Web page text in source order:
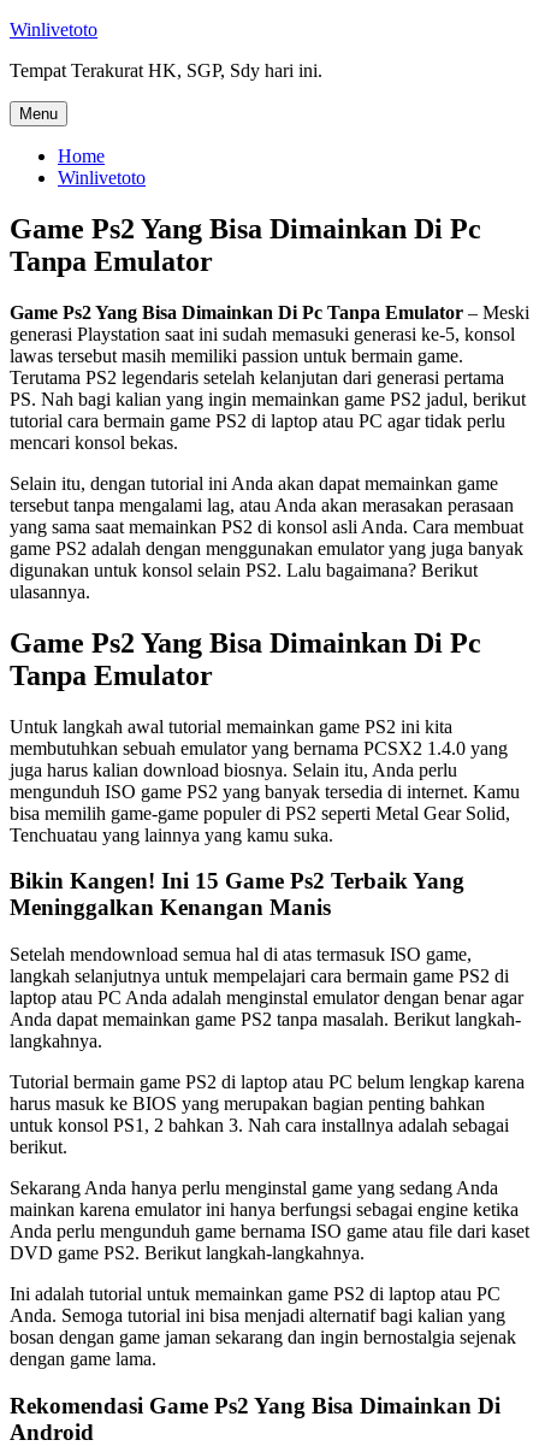
Skip
content
Winlivetoto
Tempat Terakurat HK, SGP, Sdy hari ini.
Menu
Home
Winlivetoto
Game Ps2 Yang Bisa Dimainkan Di Pc
Tanpa Emulator
Game Ps2 Yang Bisa Dimainkan Di Pc Tanpa Emulator – Meski
generasi Playstation saat ini sudah memasuki generasi ke-5, konsol
lawas tersebut masih memiliki passion untuk bermain game.
Terutama PS2 legendaris setelah kelanjutan dari generasi pertama
PS. Nah bagi kalian yang ingin memainkan game PS2 jadul, berikut
tutorial cara bermain game PS2 di laptop atau PC agar tidak perlu
mencari konsol bekas.
Selain itu, dengan tutorial ini Anda akan dapat memainkan game
tersebut tanpa mengalami lag, atau Anda akan merasakan perasaan
yang sama saat memainkan PS2 di konsol asli Anda. Cara membuat
game PS2 adalah dengan menggunakan emulator yang juga banyak
digunakan untuk konsol selain PS2. Lalu bagaimana? Berikut
ulasannya.
Game Ps2 Yang Bisa Dimainkan Di Pc
Tanpa Emulator
Untuk langkah awal tutorial memainkan game PS2 ini kita
membutuhkan sebuah emulator yang bernama PCSX2 1.4.0 yang
juga harus kalian download biosnya. Selain itu, Anda perlu
mengunduh ISO game PS2 yang banyak tersedia di internet. Kamu
bisa memilih game-game populer di PS2 seperti Metal Gear Solid,
Tenchu​​​​​​​​​atau yang lainnya yang kamu suka.
Bikin Kangen! Ini 15 Game Ps2 Terbaik Yang
Meninggalkan Kenangan Manis
Setelah mendownload semua hal di atas termasuk ISO game,
langkah selanjutnya untuk mempelajari cara bermain game PS2 di
laptop atau PC Anda adalah menginstal emulator dengan benar agar
Anda dapat memainkan game PS2 tanpa masalah. Berikut langkah-
langkahnya.
Tutorial bermain game PS2 di laptop atau PC belum lengkap karena
harus masuk ke BIOS yang merupakan bagian penting bahkan
untuk konsol PS1, 2 bahkan 3. Nah cara installnya adalah sebagai
berikut.
Sekarang Anda hanya perlu menginstal game yang sedang Anda
mainkan karena emulator ini hanya berfungsi sebagai engine ketika
Anda perlu mengunduh game bernama ISO game atau file dari kaset
DVD game PS2. Berikut langkah-langkahnya.
Ini adalah tutorial untuk memainkan game PS2 di laptop atau PC
Anda. Semoga tutorial ini bisa menjadi alternatif bagi kalian yang
bosan dengan game jaman sekarang dan ingin bernostalgia sejenak
dengan game lama.
Rekomendasi Game Ps2 Yang Bisa Dimainkan Di
Android